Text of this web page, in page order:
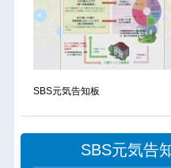
SBS元気告知板
SBS元気告